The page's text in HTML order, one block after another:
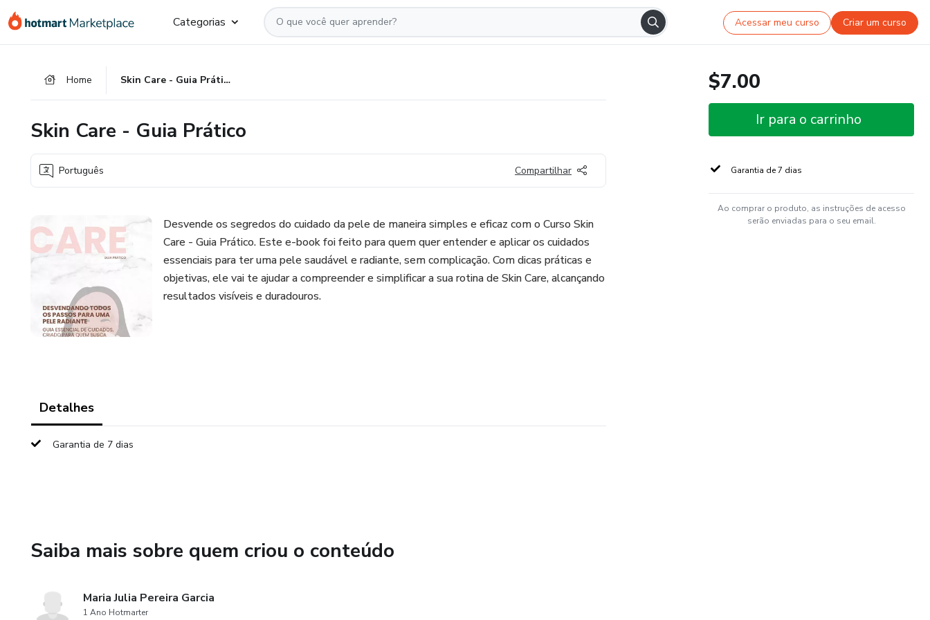
para
para
para
Categorias Acessar meu curso Criar um curso
Home Skin Care - Guia Prático
Skin Care - Guia Prático
Português Compartilhar
Desvende os segredos do cuidado da pele de maneira simples e eficaz com o Curso Skin
Care - Guia Prático. Este e-book foi feito para quem quer entender e aplicar os cuidados
essenciais para ter uma pele saudável e radiante, sem complicação. Com dicas práticas e
objetivas, ele vai te ajudar a compreender e simplificar a sua rotina de Skin Care, alcançando
resultados visíveis e duradouros.
Detalhes
Garantia de 7 dias
Saiba mais sobre quem criou o conteúdo
Maria Julia Pereira Garcia
1 Ano Hotmarter
$7.00
Ir para o carrinho
Garantia de 7 dias
Ao comprar o produto, as instruções de acesso
serão enviadas para o seu email.